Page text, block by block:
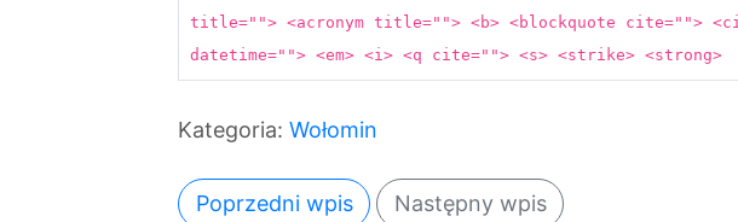
title=""> <acronym title=""> <b> <blockquote cite="">
datetime=""> <em> <i> <q cite=""> <s> <strike> <strong>
Kategoria: Wołomin
Poprzedni wpis Następny wpis